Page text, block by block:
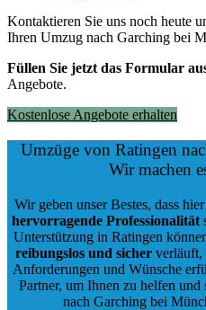
Kontaktieren Sie uns noch heute
Ihren Umzug nach Garching bei
Füllen Sie jetzt das Formular
Angebote.
Kostenlose Angebote erhalten
Umzüge von Ratingen
Wir machen
Wir geben unser Bestes, dass
hervorragende Professionalität
Unterstützung in Ratingen
reibungslos und sicher verläuft,
Anforderungen und Wünsche
Partner, um Ihnen zu helfen
nach Garching bei